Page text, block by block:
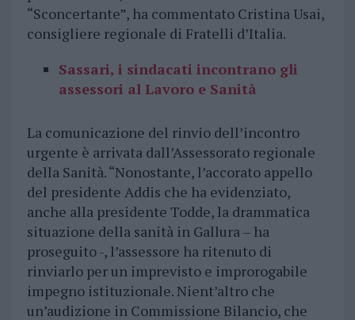
“Sconcertante”, ha commentato Cristina Usai,
consigliere regionale di Fratelli d’Italia.
Sassari, i sindacati incontrano gli
assessori al Lavoro e Sanità
La comunicazione del rinvio dell’incontro
urgente è arrivata dall’Assessorato regionale
della Sanità. “Nonostante, l’accorato appello
del presidente Addis che ha evidenziato,
anche alla presidente Todde, la drammatica
situazione della sanità in Gallura – ha
proseguito -, l’assessore ha ritenuto di
rinviarlo per un imprevisto e improrogabile
impegno istituzionale. Nient’altro che
un’audizione in Commissione Bilancio, che